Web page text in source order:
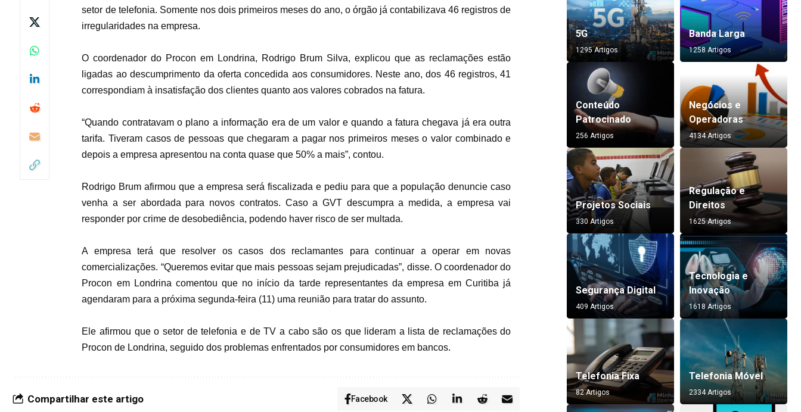
setor de telefonia. Somente nos dois primeiros meses do ano, o órgão já contabilizava 46 registros de
irregularidades na empresa.
O coordenador do Procon em Londrina, Rodrigo Brum Silva, explicou que as reclamações estão
ligadas ao descumprimento da oferta concedida aos consumidores. Neste ano, dos 46 registros, 41
correspondiam à insatisfação dos clientes quanto aos valores cobrados na fatura.
“Quando contratavam o plano a informação era de um valor e quando a fatura chegava já era outra
tarifa. Tiveram casos de pessoas que chegaram a pagar nos primeiros meses o valor combinado e
depois a empresa apresentou na conta quase que 50% a mais”, contou.
Rodrigo Brum afirmou que a empresa será fiscalizada e pediu para que a população denuncie caso
venha a ser abordada para novos contratos. Caso a GVT descumpra a medida, a empresa vai
responder por crime de desobediência, podendo haver risco de ser multada.
A empresa terá que resolver os casos dos reclamantes para continuar a operar em novas
comercializações. “Queremos evitar que mais pessoas sejam prejudicadas”, disse. O coordenador do
Procon em Londrina comentou que no início da tarde representantes da empresa em Curitiba já
agendaram para a próxima segunda-feira (11) uma reunião para tratar do assunto.
Ele afirmou que o setor de telefonia e de TV a cabo são os que lideram a lista de reclamações do
Procon de Londrina, seguido dos problemas enfrentados por consumidores em bancos.
Compartilhar este artigo Facebook
5G
1295 Artigos
Banda Larga
1258 Artigos
Conteúdo
Patrocinado
256 Artigos
Negócios e
Operadoras
4134 Artigos
Projetos Sociais
330 Artigos
Regulação e
Direitos
1625 Artigos
Segurança Digital
409 Artigos
Tecnologia e
Inovação
1618 Artigos
Telefonia Fixa
82 Artigos
Telefonia Móvel
2334 Artigos